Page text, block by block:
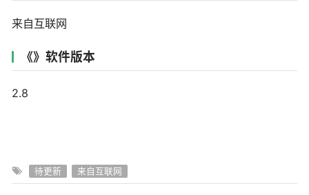
来自互联网
《》软件版本
2.8
待更新 来自互联网